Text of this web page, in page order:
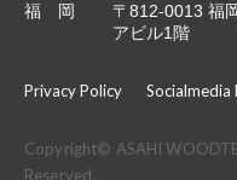
福 岡
〒812-0013 福
アビル1階
Privacy Policy Socialmedia
Copyright© ASAHI
Reserved.